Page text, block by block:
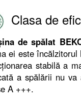
Clasa de
de spălat
ei este
stabilă a
a spălării nu va
A +++.